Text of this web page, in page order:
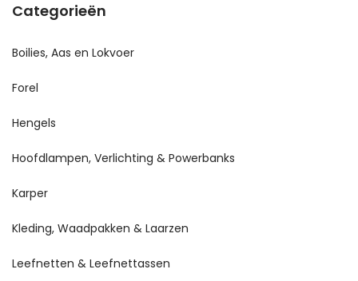
Categorieën
Boilies, Aas en Lokvoer
Forel
Hengels
Hoofdlampen, Verlichting & Powerbanks
Karper
Kleding, Waadpakken & Laarzen
Leefnetten & Leefnettassen